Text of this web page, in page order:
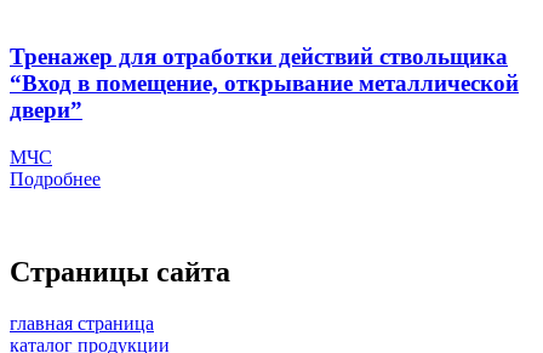
Тренажер для отработки действий ствольщика
“Вход в помещение, открывание металлической
двери”
МЧС
Подробнее
Страницы сайта
главная страница
каталог продукции